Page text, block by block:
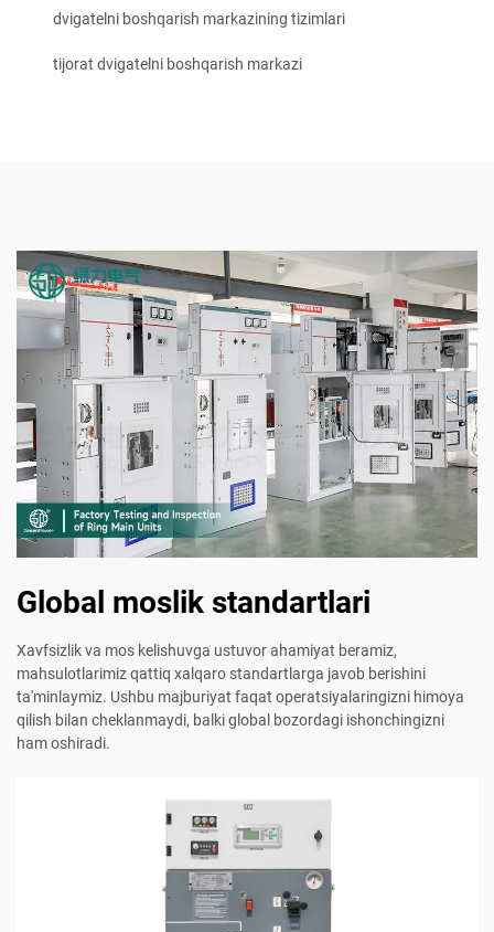
dvigatelni boshqarish markazining tizimlari
tijorat dvigatelni boshqarish markazi
Global moslik standartlari
Xavfsizlik va mos kelishuvga ustuvor ahamiyat beramiz,
mahsulotlarimiz qattiq xalqaro standartlarga javob berishini
ta'minlaymiz. Ushbu majburiyat faqat operatsiyalaringizni himoya
qilish bilan cheklanmaydi, balki global bozordagi ishonchingizni
ham oshiradi.